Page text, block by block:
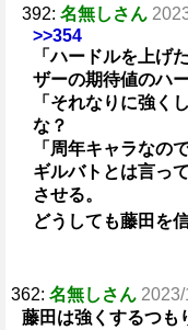
392: 名無しさん
>>354
「ハードルを上げ
ザーの期待値のハ
「それなりに強く
な？
「周年キャラなの
ギルバトとは言っ
させる。
どうしても藤田を
362: 名無しさん
藤田は強くするつも